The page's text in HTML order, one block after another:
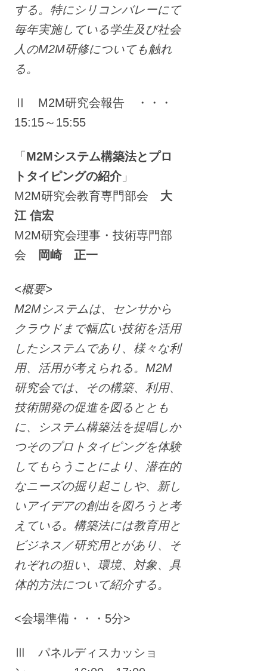
する。特にシリコンバレーにて
毎年実施している学生及び社会
人のM2M研修についても触れ
る。
Ⅱ M2M研究会報告 ・・・
15:15～15:55
「 M2Mシステム構築法とプロ
トタイピングの紹介」
M2M研究会教育専門部会 大
江 信宏
M2M研究会理事・技術専門部
会
岡崎 正一
<概要>
M2Mシステムは、センサから
クラウドまで幅広い技術を活用
したシステムであり、様々な利
用、活用が考えられる。M2M
研究会では、その構築、利用、
技術開発の促進を図るととも
に、システム構築法を提唱しか
つそのプロトタイピングを体験
してもらうことにより、潜在的
なニーズの掘り起こしや、新し
いアイデアの創出を図ろうと考
えている。構築法には教育用と
ビジネス／研究用とがあり、そ
れぞれの狙い、環境、対象、具
体的方法について紹介する。
<会場準備・・・5分>
Ⅲ パネルディスカッショ